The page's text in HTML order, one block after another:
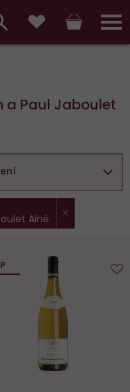
a Paul Jaboulet
Ainé